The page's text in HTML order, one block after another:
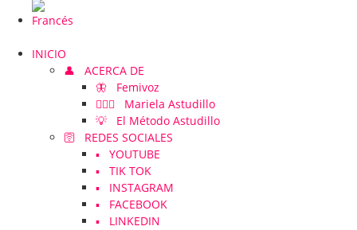
INICIO
👤 ACERCA DE
🦋 Femivoz
👱🏻‍♀️ Mariela Astudillo
💡 El Método Astudillo
🛜 REDES SOCIALES
▪️ YOUTUBE
▪️ TIK TOK
▪️ INSTAGRAM
▪️ FACEBOOK
▪️ LINKEDIN